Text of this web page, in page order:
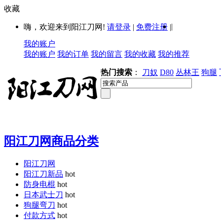
收藏
嗨，欢迎来到阳江刀网! 请登录 | 免费注册 ||
我的账户
我的账户 我的订单 我的留言 我的收藏 我的推荐
热门搜索 ： 刀奴 D80 丛林王 狗腿
阳江刀网商品分类
阳江刀网
阳江刀新品 hot
防身电棍 hot
日本武士刀 hot
狗腿弯刀 hot
付款方式 hot